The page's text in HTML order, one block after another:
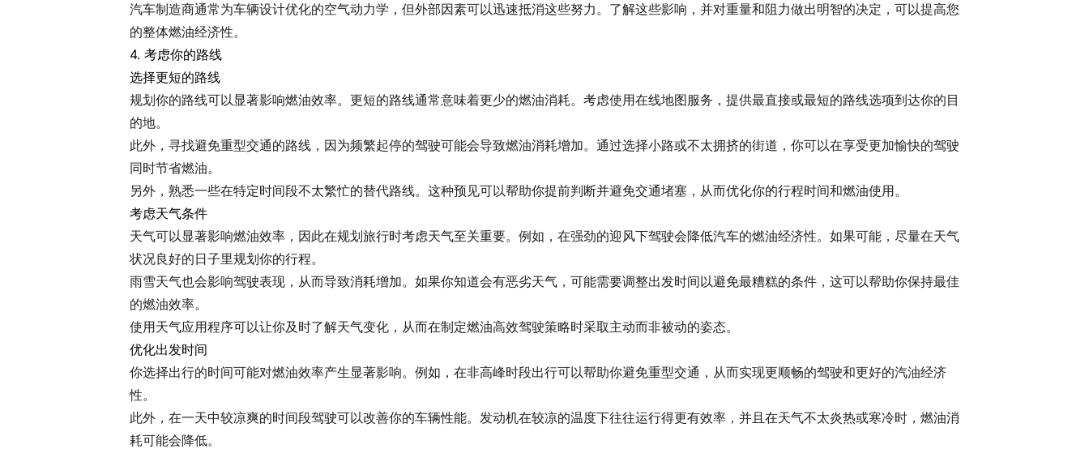
汽车制造商通常为车辆设计优化的空气动力学，但外部因素可以迅速抵消这些努力。了解这些影响，并对重量和阻力做出明智的决定，可以提高您
的整体燃油经济性。
4. 考虑你的路线
选择更短的路线
规划你的路线可以显著影响燃油效率。更短的路线通常意味着更少的燃油消耗。考虑使用在线地图服务，提供最直接或最短的路线选项到达你的目
的地。
此外，寻找避免重型交通的路线，因为频繁起停的驾驶可能会导致燃油消耗增加。通过选择小路或不太拥挤的街道，你可以在享受更加愉快的驾驶
同时节省燃油。
另外，熟悉一些在特定时间段不太繁忙的替代路线。这种预见可以帮助你提前判断并避免交通堵塞，从而优化你的行程时间和燃油使用。
考虑天气条件
天气可以显著影响燃油效率，因此在规划旅行时考虑天气至关重要。例如，在强劲的迎风下驾驶会降低汽车的燃油经济性。如果可能，尽量在天气
状况良好的日子里规划你的行程。
雨雪天气也会影响驾驶表现，从而导致消耗增加。如果你知道会有恶劣天气，可能需要调整出发时间以避免最糟糕的条件，这可以帮助你保持最佳
的燃油效率。
使用天气应用程序可以让你及时了解天气变化，从而在制定燃油高效驾驶策略时采取主动而非被动的姿态。
优化出发时间
你选择出行的时间可能对燃油效率产生显著影响。例如，在非高峰时段出行可以帮助你避免重型交通，从而实现更顺畅的驾驶和更好的汽油经济
性。
此外，在一天中较凉爽的时间段驾驶可以改善你的车辆性能。发动机在较凉的温度下往往运行得更有效率，并且在天气不太炎热或寒冷时，燃油消
耗可能会降低。